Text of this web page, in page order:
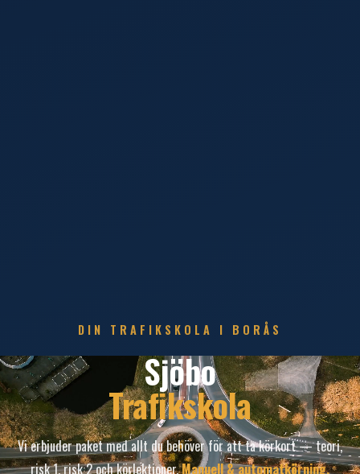
DIN TRAFIKSKOLA I BORÅS
Sjöbo
Trafikskola
Vi erbjuder paket med allt du behöver för att ta körkort — teori,
risk 1, risk 2 och körlektioner.Manuell & automatkörning.